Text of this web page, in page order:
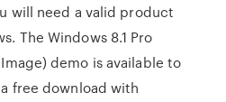
will need a valid product
The Windows 8.1 Pro
demo is available to
free download with